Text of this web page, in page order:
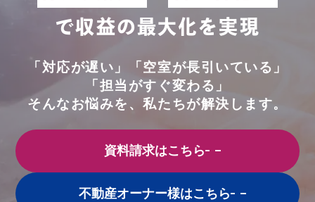
で収益の最大化を実現
「対応が遅い」「空室が長引いている」
「担当がすぐ変わる」
そんなお悩みを、私たちが解決します。
資料請求はこちら
不動産オーナー様はこちら